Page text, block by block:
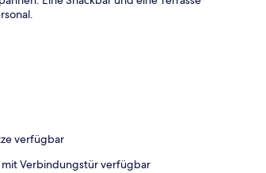
Standard-
verfügbar
Verbindungstür verfügbar